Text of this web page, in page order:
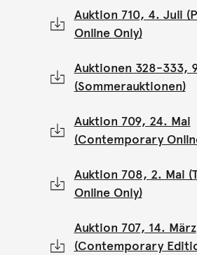
Auktion 710, 4. Juli
Online Only)
Auktionen 328-333,
(Sommerauktionen)
Auktion 709, 24. Mai
(Contemporary
Auktion 708, 2. Mai
Online Only)
Auktion 707, 14. März
(Contemporary